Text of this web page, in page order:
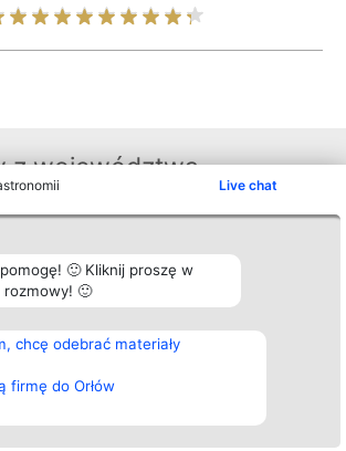
Live chat
🙂 Kliknij proszę w
🙂
chcę odebrać materiały
firmę do Orłów
z województwa
o.
Laureaci
Lista
wszystkich
Laureatów
Regulamin
Kontakt